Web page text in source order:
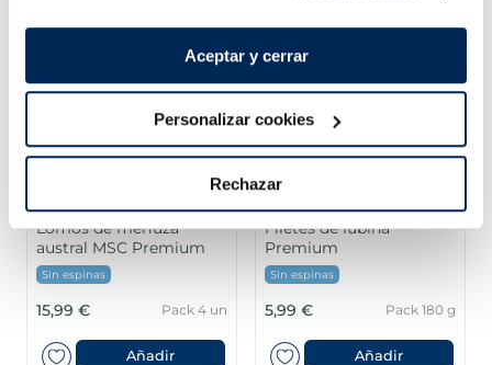
Aceptar y cerrar
Personalizar cookies
Rechazar
Lomos de merluza
austral MSC Premium
Sin espinas
15,99 € Pack 4 un
Añadir
Filetes de lubina
Premium
Sin espinas
5,99 € Pack 180 g
Añadir